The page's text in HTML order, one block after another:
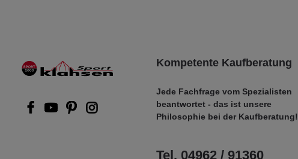
Kompetente Kaufberatung
Jede Fachfrage vom Spezialisten
beantwortet - das ist unsere
Philosophie bei der Kaufberatung!
Tel. 04962 / 91360